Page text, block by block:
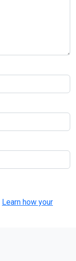
Learn how your